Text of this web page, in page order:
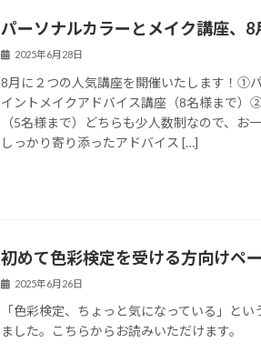
パーソナルカラーとメイク講座、8
2025年6月28日
8月に２つの人気講座を開催いたします！①
イントメイクアドバイス講座（8名様まで）
（5名様まで）どちらも少人数制なので、お
しっかり寄り添ったアドバイス […]
初めて色彩検定を受ける方向けペ
2025年6月26日
「色彩検定、ちょっと気になっている」と
ました。こちらからお読みいただけます。